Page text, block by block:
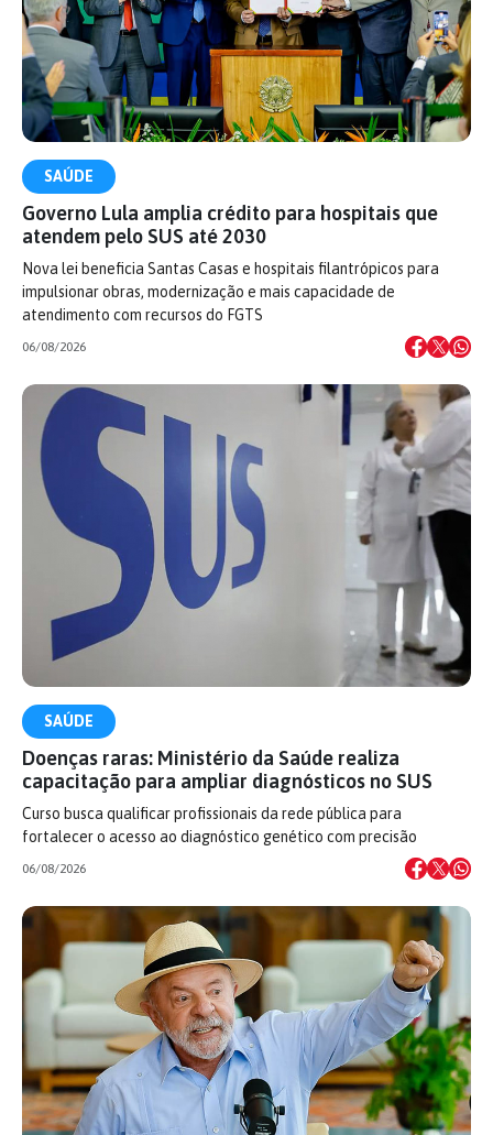
SAÚDE
Governo Lula amplia crédito para hospitais que
atendem pelo SUS até 2030
Nova lei beneficia Santas Casas e hospitais filantrópicos para
impulsionar obras, modernização e mais capacidade de
atendimento com recursos do FGTS
06/08/2026
SAÚDE
Doenças raras: Ministério da Saúde realiza
capacitação para ampliar diagnósticos no SUS
Curso busca qualificar profissionais da rede pública para
fortalecer o acesso ao diagnóstico genético com precisão
06/08/2026